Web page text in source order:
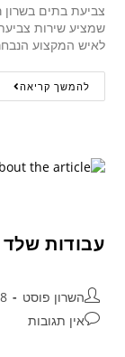
צביעת בתים
שמציע שירות
לאיש המקצוע
להמשך קריאה
עבודות שלד
השרון פוסט 18
אין תגובות